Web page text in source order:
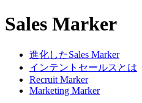
Sales Marker
進化したSales Marker
インテントセールスとは
Recruit Marker
Marketing Marker